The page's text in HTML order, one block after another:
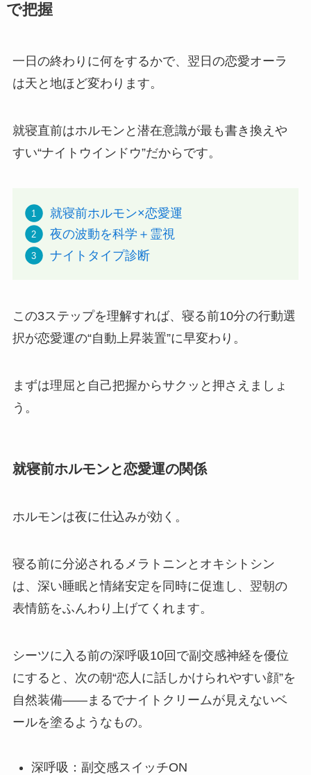
で把握
一日の終わりに何をするかで、翌日の恋愛オーラ
は天と地ほど変わります。
就寝直前はホルモンと潜在意識が最も書き換えや
すい“ナイトウインドウ”だからです。
就寝前ホルモン×恋愛運
夜の波動を科学＋霊視
ナイトタイプ診断
この3ステップを理解すれば、寝る前10分の行動選
択が恋愛運の“自動上昇装置”に早変わり。
まずは理屈と自己把握からサクッと押さえましょ
う。
就寝前ホルモンと恋愛運の関係
ホルモンは夜に仕込みが効く。
寝る前に分泌されるメラトニンとオキシトシン
は、深い睡眠と情緒安定を同時に促進し、翌朝の
表情筋をふんわり上げてくれます。
シーツに入る前の深呼吸10回で副交感神経を優位
にすると、次の朝“恋人に話しかけられやすい顔”を
自然装備――まるでナイトクリームが見えないベ
ールを塗るようなもの。
深呼吸：副交感スイッチON